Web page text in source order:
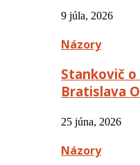
9 júla, 2026
Názory
Stankovič
Bratislava
25 júna, 2026
Názory